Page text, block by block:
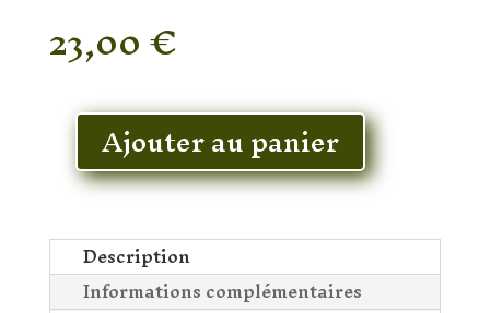
23,00€
En stock
quantité
Bracelet
Bleu
Ajouter au panier
Description
Informations complémentaires